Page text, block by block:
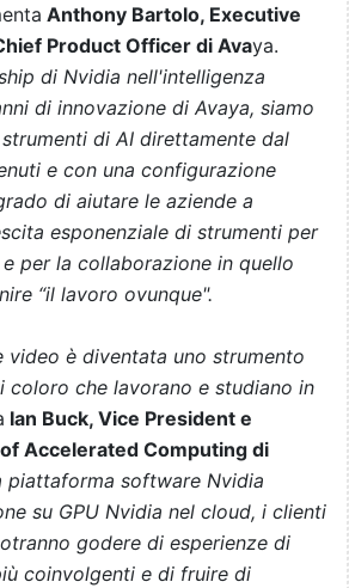
Anthony Bartolo, Executive
Product Officer di Avaya.
di Nvidia nell'intelligenza
di innovazione di Avaya, siamo
di AI direttamente dal
e con una configurazione
di aiutare le aziende a
esponenziale di strumenti per
per la collaborazione in quello
“il lavoro ovunque".
video è diventata uno strumento
coloro che lavorano e studiano in
Ian Buck, Vice President e
Accelerated Computing di
piattaforma software Nvidia
su GPU Nvidia nel cloud, i clienti
godere di esperienze di
coinvolgenti e di fruire di